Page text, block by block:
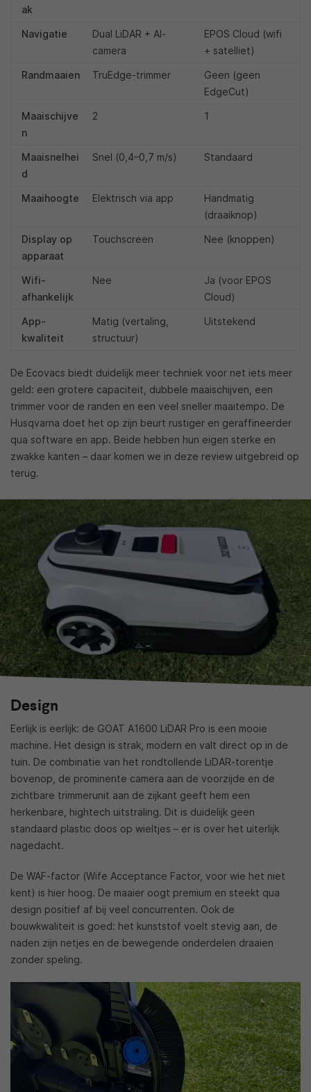
ak
Navigatie
Dual LiDAR + AI-
camera
EPOS Cloud (wifi
+ satelliet)
Randmaaien TruEdge-trimmer
Geen (geen
EdgeCut)
Maaischijve
n
2 1
Maaisnelhei
d
Snel (0,4–0,7 m/s) Standaard
Maaihoogte Elektrisch via app
Handmatig
(draaiknop)
Display op
apparaat
Touchscreen Nee (knoppen)
Wifi-
afhankelijk
Nee
Ja (voor EPOS
Cloud)
App-
kwaliteit
Matig (vertaling,
structuur)
Uitstekend
De Ecovacs biedt duidelijk meer techniek voor net iets meer
geld: een grotere capaciteit, dubbele maaischijven, een
trimmer voor de randen en een veel sneller maaitempo. De
Husqvarna doet het op zijn beurt rustiger en geraffineerder
qua software en app. Beide hebben hun eigen sterke en
zwakke kanten – daar komen we in deze review uitgebreid op
terug.
Design
Eerlijk is eerlijk: de GOAT A1600 LiDAR Pro is een mooie
machine. Het design is strak, modern en valt direct op in de
tuin. De combinatie van het rondtollende LiDAR-torentje
bovenop, de prominente camera aan de voorzijde en de
zichtbare trimmerunit aan de zijkant geeft hem een
herkenbare, hightech uitstraling. Dit is duidelijk geen
standaard plastic doos op wieltjes – er is over het uiterlijk
nagedacht.
De WAF-factor (Wife Acceptance Factor, voor wie het niet
kent) is hier hoog. De maaier oogt premium en steekt qua
design positief af bij veel concurrenten. Ook de
bouwkwaliteit is goed: het kunststof voelt stevig aan, de
naden zijn netjes en de bewegende onderdelen draaien
zonder speling.